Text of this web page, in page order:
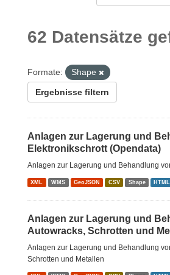
62 Datensätze
Formate: Shape
Ergebnisse filtern
Anlagen zur Lagerung und
Elektronikschrott (Opendata)
Anlagen zur Lagerung und Behandlung
XML WMS GeoJSON CSV Shape HTML
Anlagen zur Lagerung und
Autowracks, Schrotten und
Anlagen zur Lagerung und Behandlung
Schrotten und Metallen